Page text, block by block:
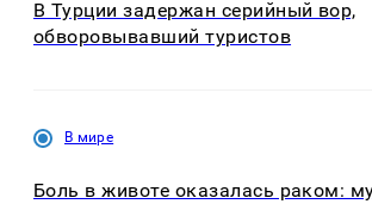
В Турции задержан серийный вор,
обворовывавший туристов
В мире
Боль в животе оказалась раком: